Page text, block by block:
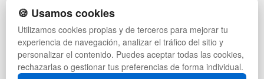
CONDICIONES DE USO
CAMBIOS Y DEVOLUCIONES
CONTACTO
QUIENES SOMOS
MAPA WEB
PREGUNTAS FRECUENTES
INGRESA A TU CUENTA
MUEBLES VINTAGE
TERRAZAS CON PALETS
NADADORES
EQUIPAMIENTO HOSTELERÍA
🍪 Usamos cookies
Utilizamos cookies propias y de terceros para mejorar tu
experiencia de navegación, analizar el tráfico del sitio y
personalizar el contenido. Puedes aceptar todas las cookies,
rechazarlas o gestionar tus preferencias de forma individual.